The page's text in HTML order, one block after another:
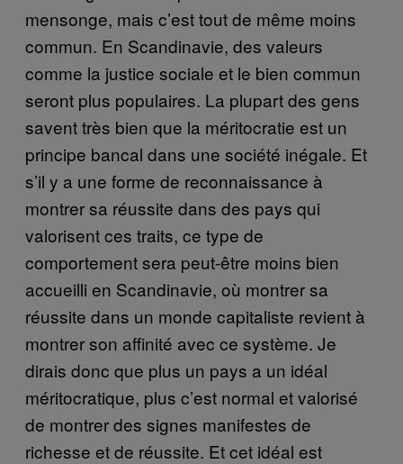
mensonge, mais c’est tout de même moins
commun. En Scandinavie, des valeurs
comme la justice sociale et le bien commun
seront plus populaires. La plupart des gens
savent très bien que la méritocratie est un
principe bancal dans une société inégale. Et
s’il y a une forme de reconnaissance à
montrer sa réussite dans des pays qui
valorisent ces traits, ce type de
comportement sera peut-être moins bien
accueilli en Scandinavie, où montrer sa
réussite dans un monde capitaliste revient à
montrer son affinité avec ce système. Je
dirais donc que plus un pays a un idéal
méritocratique, plus c’est normal et valorisé
de montrer des signes manifestes de
richesse et de réussite. Et cet idéal est